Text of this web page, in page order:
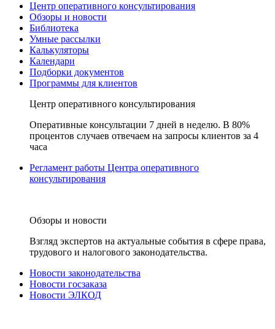
Центр оперативного консультирования
Обзоры и новости
Библиотека
Умные рассылки
Калькуляторы
Календари
Подборки документов
Программы для клиентов
Центр оперативного консультирования
Оперативные консультации 7 дней в неделю. В 80%
процентов случаев отвечаем на запросы клиентов за 4
часа
Регламент работы Центра оперативного
консультирования
Обзоры и новости
Взгляд экспертов на актуальные события в сфере права,
трудового и налогового законодательства.
Новости законодательства
Новости госзаказа
Новости ЭЛКОД